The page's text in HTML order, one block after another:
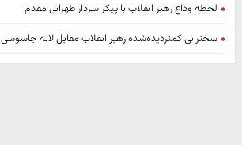
لحظه وداع رهبر انقلاب با پیکر سردار طهرانی مقدم
سخنرانی کمتردیده‌شده رهبر انقلاب مقابل لانه جاسوسی